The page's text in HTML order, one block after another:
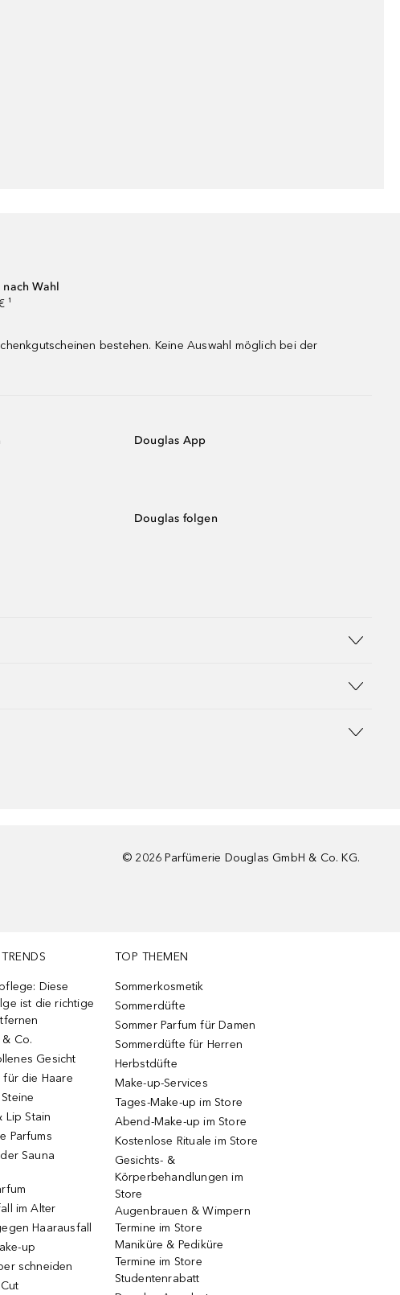
Wahl
¹
bestehen. Keine Auswahl möglich bei der
Douglas App
Douglas folgen
© 2026 Parfümerie Douglas GmbH & Co. KG.
Diese
ist die richtige
& Co.
Gesicht
für die Haare
Lip Stain
Parfums
Sauna
im Alter
Haarausfall
up
schneiden
TOP THEMEN
Sommerkosmetik
Sommerdüfte
Sommer Parfum für Damen
Sommerdüfte für Herren
Herbstdüfte
Make-up-Services
Tages-Make-up im Store
Abend-Make-up im Store
Kostenlose Rituale im Store
Gesichts- &
Körperbehandlungen im
Store
Augenbrauen & Wimpern
Termine im Store
Maniküre & Pediküre
Termine im Store
Studentenrabatt